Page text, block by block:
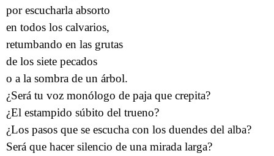
por escucharla absorto
en todos los calvarios,
retumbando en las grutas
de los siete pecados
o a la sombra de un árbol.
¿Será tu voz monólogo de paja que crepita?
¿El estampido súbito del trueno?
¿Los pasos que se escucha con los duendes del alba?
Será que hacer silencio de una mirada larga?